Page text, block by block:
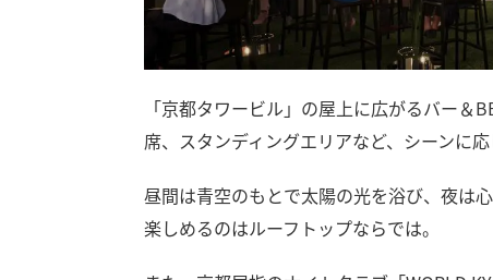
「京都タワービル」の屋上に広がるバー
席、スタンディングエリアなど、シーンに
昼間は青空のもとで太陽の光を浴び、夜は
楽しめるのはルーフトップならでは。